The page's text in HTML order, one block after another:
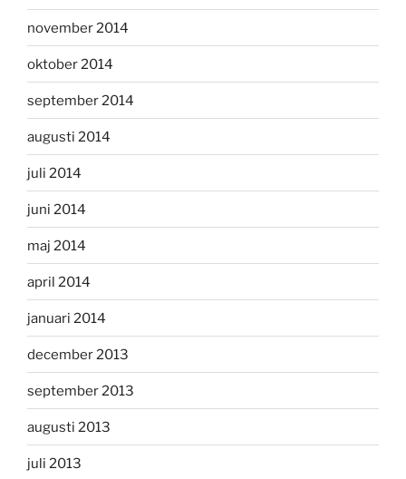
november 2014
oktober 2014
september 2014
augusti 2014
juli 2014
juni 2014
maj 2014
april 2014
januari 2014
december 2013
september 2013
augusti 2013
juli 2013